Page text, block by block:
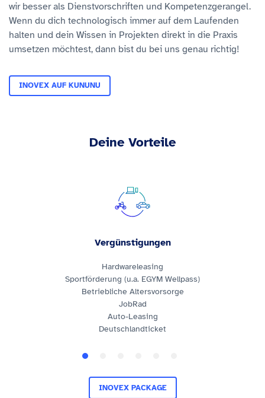
wir besser als Dienstvorschriften und Kompetenzgerangel.
Wenn du dich technologisch immer auf dem Laufenden
halten und dein Wissen in Projekten direkt in die Praxis
umsetzen möchtest, dann bist du bei uns genau richtig!
INOVEX AUF KUNUNU
Deine Vorteile
Vergünstigungen
Hardwareleasing
Sportförderung (u.a. EGYM Wellpass)
Betriebliche Altersvorsorge
JobRad
Auto-Leasing
Deutschlandticket
INOVEX PACKAGE